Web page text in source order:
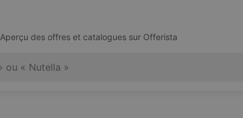
Aperçu des offres et catalogues sur Offerista